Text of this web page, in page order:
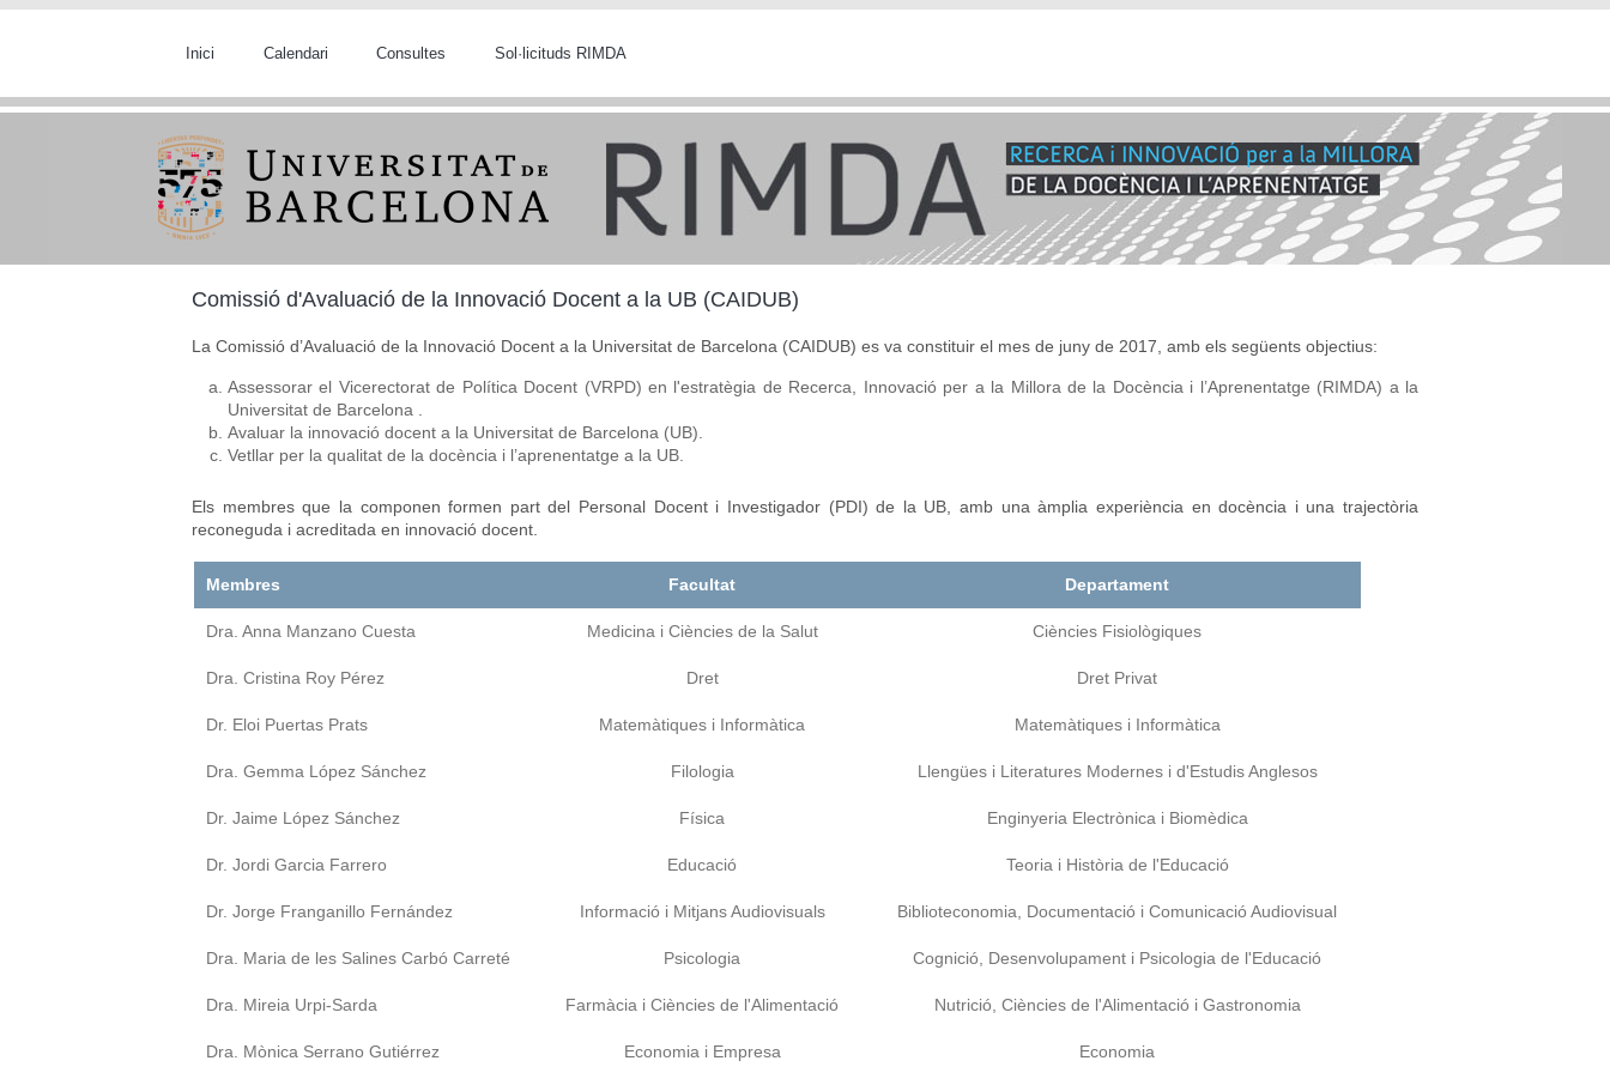
Vés al contingut
Inici Calendari Consultes Sol·licituds RIMDA
Comissió d'Avaluació de la Innovació Docent a la UB (CAIDUB)
La Comissió d’Avaluació de la Innovació Docent a la Universitat de Barcelona (CAIDUB) es va constituir el mes de juny de 2017, amb els següents objectius:
Assessorar el Vicerectorat de Política Docent (VRPD) en l'estratègia de Recerca, Innovació per a la Millora de la Docència i l’Aprenentatge (RIMDA) a la
Universitat de Barcelona .
Avaluar la innovació docent a la Universitat de Barcelona (UB).
Vetllar per la qualitat de la docència i l’aprenentatge a la UB.
Els membres que la componen formen part del Personal Docent i Investigador (PDI) de la UB, amb una àmplia experiència en docència i una trajectòria
reconeguda i acreditada en innovació docent.
Membres Facultat Departament
Dra. Anna Manzano Cuesta Medicina i Ciències de la Salut Ciències Fisiològiques
Dra. Cristina Roy Pérez Dret Dret Privat
Dr. Eloi Puertas Prats Matemàtiques i Informàtica Matemàtiques i Informàtica
Dra. Gemma López Sánchez Filologia Llengües i Literatures Modernes i d'Estudis Anglesos
Dr. Jaime López Sánchez Física Enginyeria Electrònica i Biomèdica
Dr. Jordi Garcia Farrero Educació Teoria i Història de l'Educació
Dr. Jorge Franganillo Fernández Informació i Mitjans Audiovisuals Biblioteconomia, Documentació i Comunicació Audiovisual
Dra. Maria de les Salines Carbó Carreté Psicologia Cognició, Desenvolupament i Psicologia de l'Educació
Dra. Mireia Urpi-Sarda Farmàcia i Ciències de l'Alimentació Nutrició, Ciències de l'Alimentació i Gastronomia
Dra. Mònica Serrano Gutiérrez Economia i Empresa Economia